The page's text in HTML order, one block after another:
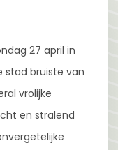
27 april in
stad bruiste van
vrolijke
en stralend